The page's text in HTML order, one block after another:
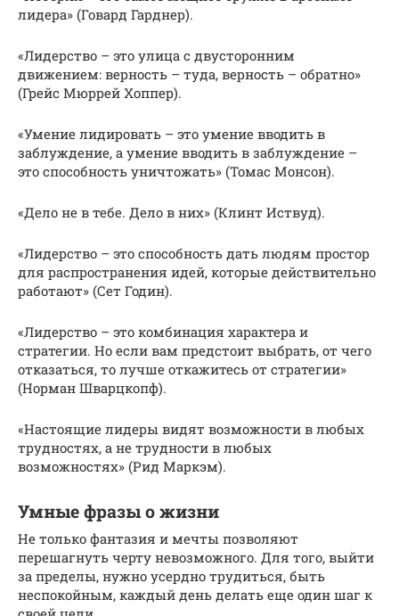
лидера» (Говард Гарднер).
«Лидерство – это улица с двусторонним
движением: верность – туда, верность – обратно»
(Грейс Мюррей Хоппер).
«Умение лидировать – это умение вводить в
заблуждение, а умение вводить в заблуждение –
это способность уничтожать» (Томас Монсон).
«Дело не в тебе. Дело в них» (Клинт Иствуд).
«Лидерство – это способность дать людям простор
для распространения идей, которые действительно
работают» (Сет Годин).
«Лидерство – это комбинация характера и
стратегии. Но если вам предстоит выбрать, от чего
отказаться, то лучше откажитесь от стратегии»
(Норман Шварцкопф).
«Настоящие лидеры видят возможности в любых
трудностях, а не трудности в любых
возможностях» (Рид Маркэм).
Умные фразы о жизни
Не только фантазия и мечты позволяют
перешагнуть черту невозможного. Для того, выйти
за пределы, нужно усердно трудиться, быть
неспокойным, каждый день делать еще один шаг к